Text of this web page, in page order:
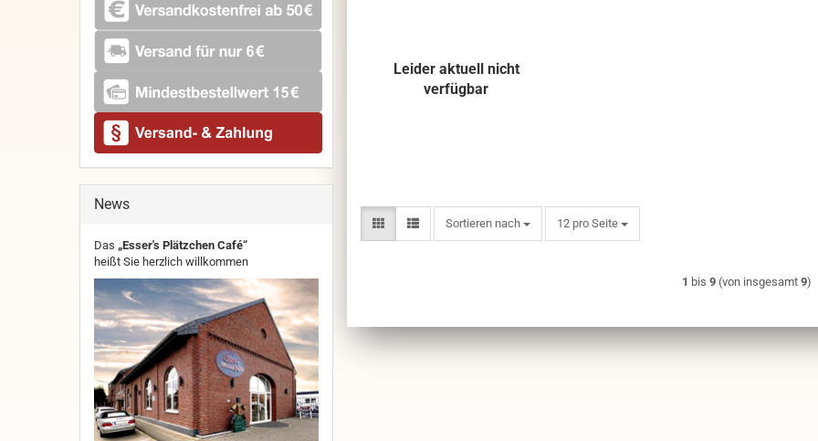
Leider aktuell nicht
verfügbar
Sortieren nach
Sortieren nach 12 pro Seite
pro Seite
1 bis9 (von insgesamt9)
News
Das „Esser's Plätzchen Café“
heißt Sie herzlich willkommen